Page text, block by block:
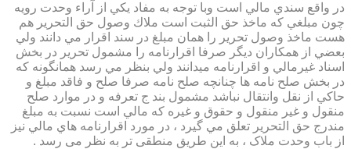
در واقع سندي مالي است وبا توجه به مفاد يكي از آراء وحدت رويه
چون مبلغي كه ماخذ حق الثبت است ملاك وصول حق التحرير هم
هست ماخذ وصول تحرير را همان مبلغ در سند اقرار مي دانند ولي
بعضي از همكاران ديگر صرفا اقرارنامه را مشمول تحرير در بخش
اسناد غيرمالي و اقرارنامه ميدانند ولي بنظر مي رسد همانگونه كه
در بخش صلح نامه ها چنانچه صلح نامه صرفا صلح و فاقد مبلغ و
حاكي از نقل وانتقال نباشد مشمول بند ج تعرفه و در موارد صلح
منقول و غير منقول و حقوق و غيره كه مالي است نسبت به مبلغ
مندرج حق التحرير تعلق مي گيرد ، در مورد اقرارنامه هاي مالي نيز
از باب وحدت ملاک ، به این طریق منطقی تر به نظر می رسد .